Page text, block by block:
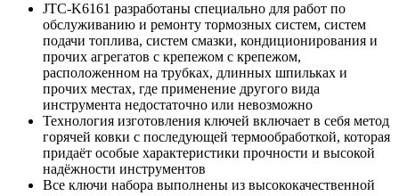
JTC-K6161 разработаны специально для работ по
обслуживанию и ремонту тормозных систем, систем
подачи топлива, систем смазки, кондиционирования и
прочих агрегатов с крепежом с крепежом,
расположенном на трубках, длинных шпильках и
прочих местах, где применение другого вида
инструмента недостаточно или невозможно
Технология изготовления ключей включает в себя метод
горячей ковки с последующей термообработкой, которая
придаёт особые характеристики прочности и высокой
надёжности инструментов
Все ключи набора выполнены из высококачественной